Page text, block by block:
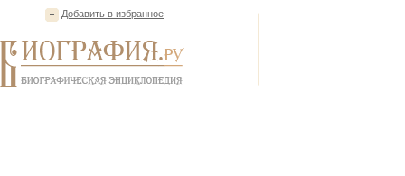
Добавить в избранное